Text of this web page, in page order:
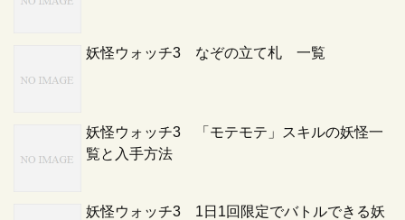
妖怪ウォッチ3 なぞの立て札 一覧
妖怪ウォッチ3 「モテモテ」スキルの妖怪一
覧と入手方法
妖怪ウォッチ3 1日1回限定でバトルできる妖